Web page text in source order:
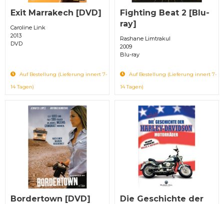
Exit Marrakech [DVD]
Caroline Link
2013
DVD
Auf Bestellung (Lieferung innert 7-
14 Tagen)
Fighting Beat 2 [Blu-
ray]
Rashane Limtrakul
2009
Blu-ray
Auf Bestellung (Lieferung innert 7-
14 Tagen)
Bordertown [DVD]
Die Geschichte der